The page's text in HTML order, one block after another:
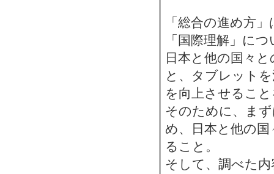
「総合の進め方
「国際理解」に
日本と他の国々
と、タブレット
を向上させるこ
そのために、ま
め、日本と他の
ること。
そして、調べた